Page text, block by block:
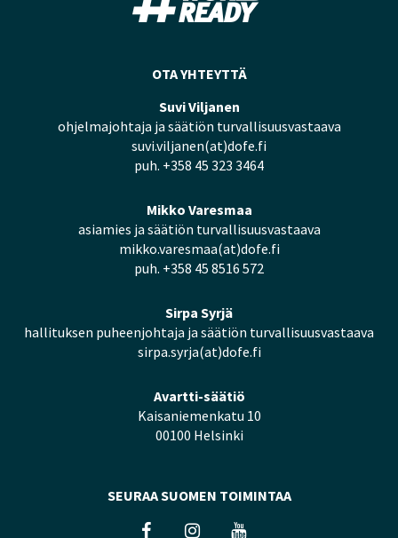
OTA YHTEYTTÄ
Suvi Viljanen
ohjelmajohtaja ja säätiön turvallisuusvastaava
suvi.viljanen(at)dofe.fi
puh. +358 45 323 3464
Mikko Varesmaa
asiamies ja säätiön turvallisuusvastaava
mikko.varesmaa(at)dofe.fi
puh. +358 45 8516 572
Sirpa Syrjä
hallituksen puheenjohtaja ja säätiön turvallisuusvastaava
sirpa.syrja(at)dofe.fi
Avartti-säätiö
Kaisaniemenkatu 10
00100 Helsinki
SEURAA SUOMEN TOIMINTAA